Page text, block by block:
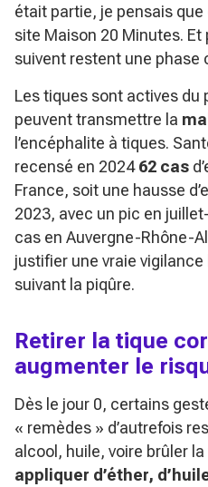
était partie, je pensais que
site Maison 20 Minutes.
suivent restent une phase
Les tiques sont actives du
peuvent transmettre la
l’encéphalite à tiques.
recensé en 202462 cas
France, soit une hausse
2023, avec un pic en
cas en Auvergne-Rhône-
justifier une vraie
suivant la piqûre.
Retirer la tique
augmenter le
Dès le jour 0, certains
« remèdes » d’autrefois
alcool, huile, voire brûler
appliquer d’éther,